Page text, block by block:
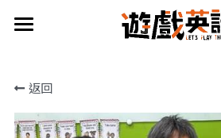
2026 夏令營
課程總覽
返回
商品分類
所有商品分類